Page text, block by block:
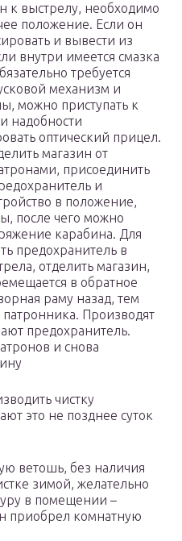
к выстрелу, необходимо
положение. Если он
и вывести из
внутри имеется смазка
требуется
механизм и
можно приступать к
надобности
оптический прицел.
магазин от
присоединить
и
в положение,
после чего можно
карабина. Для
предохранитель в
отделить магазин,
в обратное
раму назад, тем
Производят
предохранитель.
и снова
чистку
это не позднее суток
ветошь, без наличия
зимой, желательно
в помещении –
приобрел комнатную